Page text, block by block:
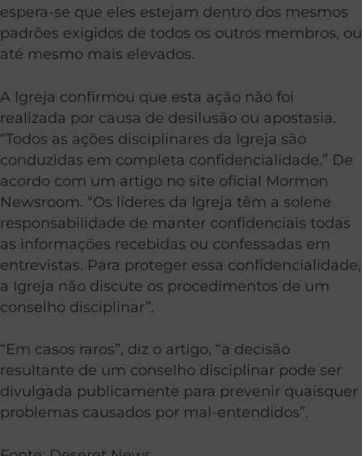
espera-se que eles estejam dentro dos mesmos
padrões exigidos de todos os outros membros, ou
até mesmo mais elevados.
A Igreja confirmou que esta ação não foi
realizada por causa de desilusão ou apostasia.
“Todos as ações disciplinares da Igreja são
conduzidas em completa confidencialidade.” De
acordo com um artigo no site oficial Mormon
Newsroom. “Os líderes da Igreja têm a solene
responsabilidade de manter confidenciais todas
as informações recebidas ou confessadas em
entrevistas. Para proteger essa confidencialidade,
a Igreja não discute os procedimentos de um
conselho disciplinar”.
“Em casos raros”, diz o artigo, “a decisão
resultante de um conselho disciplinar pode ser
divulgada publicamente para prevenir quaisquer
problemas causados por mal-entendidos”.